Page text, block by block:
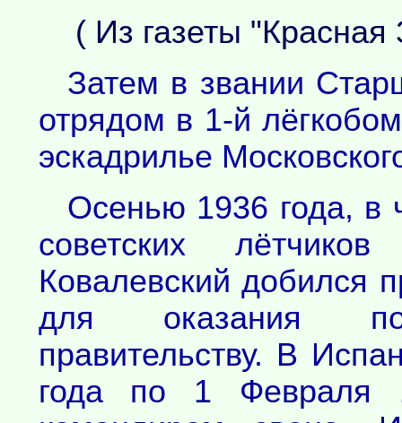
( Из газеты
Затем в звании
отрядом в 1-й
эскадрилье
Осенью 1936 года, в
советских
Ковалевский добился
для оказания
правительству. В
года по 1 Февраля